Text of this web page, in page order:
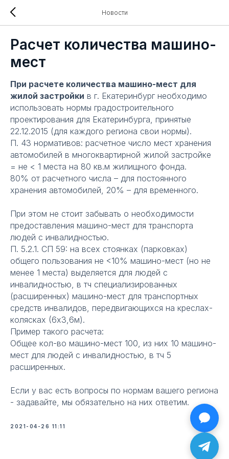
Новости
Расчет количества машино-
мест
При расчете количества машино-мест для
жилой застройки в г. Екатеринбург необходимо
использовать нормы градостроительного
проектирования для Екатеринбурга, принятые
22.12.2015 (для каждого региона свои нормы).
П. 43 нормативов: расчетное число мест хранения
автомобилей в многоквартирной жилой застройке
= не < 1 места на 80 кв.м жилищного фонда.
80% от расчетного числа – для постоянного
хранения автомобилей, 20% – для временного.
При этом не стоит забывать о необходимости
предоставления машино-мест для транспорта
людей с инвалидностью.
П. 5.2.1. СП 59: на всех стоянках (парковках)
общего пользования не <10% машино-мест (но не
менее 1 места) выделяется для людей с
инвалидностью, в тч специализированных
(расширенных) машино-мест для транспортных
средств инвалидов, передвигающихся на креслах-
колясках (6х3,6м).
Пример такого расчета:
Общее кол-во машино-мест 100, из них 10 машино-
мест для людей с инвалидностью, в тч 5
расширенных.
Если у вас есть вопросы по нормам вашего региона
- задавайте, мы обязательно на них ответим.
2021-04-26 11:11